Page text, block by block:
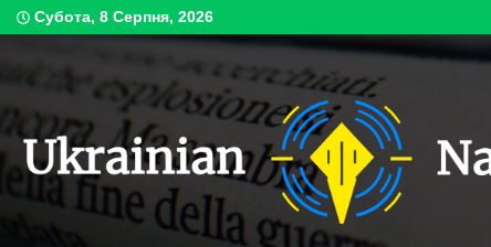
Skip
to
Субота, 8 Серпня, 2026